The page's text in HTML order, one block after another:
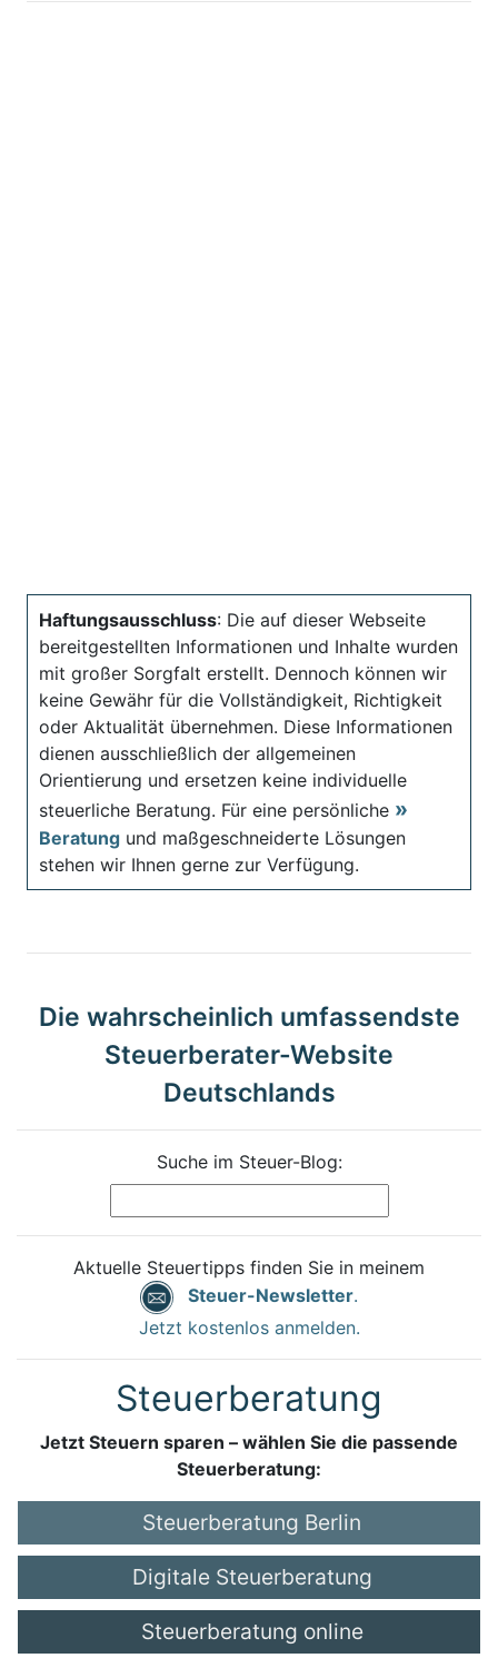
Haftungsausschluss: Die auf dieser Webseite
bereitgestellten Informationen und Inhalte wurden
mit großer Sorgfalt erstellt. Dennoch können wir
keine Gewähr für die Vollständigkeit, Richtigkeit
oder Aktualität übernehmen. Diese Informationen
dienen ausschließlich der allgemeinen
Orientierung und ersetzen keine individuelle
steuerliche Beratung. Für eine persönliche
Beratung und maßgeschneiderte Lösungen
stehen wir Ihnen gerne zur Verfügung.
Die wahrscheinlich umfassendste
Steuerberater-Website
Deutschlands
Suche im Steuer-Blog:
Aktuelle Steuertipps finden Sie in meinem
Steuer-Newsletter.
Jetzt kostenlos anmelden.
Steuerberatung
Jetzt Steuern sparen – wählen Sie die passende
Steuerberatung:
Steuerberatung Berlin
Digitale Steuerberatung
Steuerberatung online